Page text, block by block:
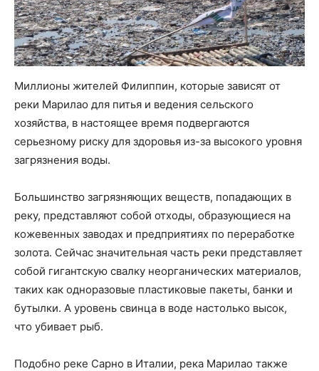
Миллионы жителей Филиппин, которые зависят от
реки Марилао для питья и ведения сельского
хозяйства, в настоящее время подвергаются
серьезному риску для здоровья из-за высокого уровня
загрязнения воды.
Большинство загрязняющих веществ, попадающих в
реку, представляют собой отходы, образующиеся на
кожевенных заводах и предприятиях по переработке
золота. Сейчас значительная часть реки представляет
собой гигантскую свалку неорганических материалов,
таких как одноразовые пластиковые пакеты, банки и
бутылки. А уровень свинца в воде настолько высок,
что убивает рыб.
Подобно реке Сарно в Италии, река Марилао также